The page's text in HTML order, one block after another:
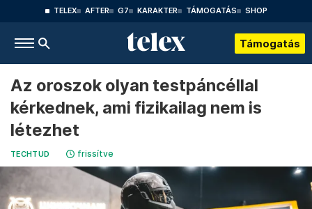
TELEX AFTER G7 KARAKTER TÁMOGATÁS SHOP
Támogatás
Az oroszok olyan testpáncéllal
kérkednek, ami fizikailag nem is
létezhet
TECHTUD frissítve